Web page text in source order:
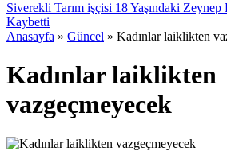
Siverekli Tarım işçisi 18 Yaşındaki Zeynep
Kaybetti
Anasayfa » Güncel » Kadınlar laiklikten
Kadınlar laiklikten
vazgeçmeyecek